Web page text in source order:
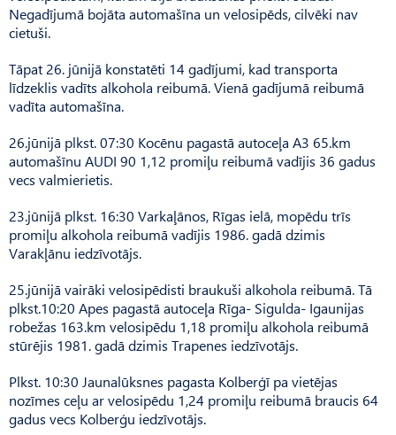
Negadījumā bojāta automašīna un velosipēds, cilvēki nav
cietuši.
Tāpat 26. jūnijā konstatēti 14 gadījumi, kad transporta
līdzeklis vadīts alkohola reibumā. Vienā gadījumā reibumā
vadīta automašīna.
26.jūnijā plkst. 07:30 Kocēnu pagastā autoceļa A3 65.km
automašīnu AUDI 90 1,12 promiļu reibumā vadījis 36 gadus
vecs valmierietis.
23.jūnijā plkst. 16:30 Varkaļānos, Rīgas ielā, mopēdu trīs
promiļu alkohola reibumā vadījis 1986. gadā dzimis
Varakļānu iedzīvotājs.
25.jūnijā vairāki velosipēdisti braukuši alkohola reibumā. Tā
plkst.10:20 Apes pagastā autoceļa Rīga- Sigulda- Igaunijas
robežas 163.km velosipēdu 1,18 promiļu alkohola reibumā
stūrējis 1981. gadā dzimis Trapenes iedzīvotājs.
Plkst. 10:30 Jaunalūksnes pagasta Kolberģī pa vietējas
nozīmes ceļu ar velosipēdu 1,24 promiļu reibumā braucis 64
gadus vecs Kolberģu iedzīvotājs.